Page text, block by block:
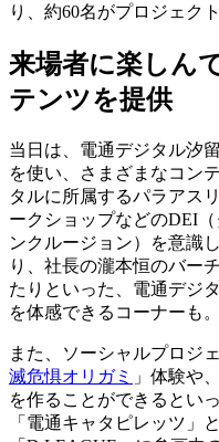
り、約60名がプロジェク
来場者に楽しん
テンツを提供
当日は、電通デジタル汐
を使い、さまざまなコン
タルに所属するパラアス
ークショップなどのDEI
ンクルージョン）を意識
り、社長の瀧本恒のバー
たりといった、電通デジ
を体感できるコーナーも。
また、ソーシャルプロジ
滅危惧オリガミ 」体験や
を作ることができるとい
「電通キャタピレッツ」